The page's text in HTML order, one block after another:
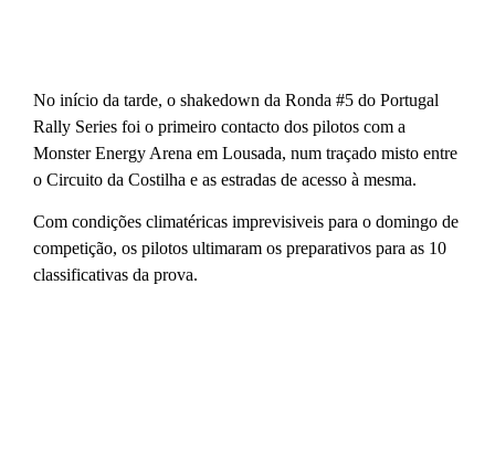
No início da tarde, o shakedown da Ronda #5 do Portugal
Rally Series foi o primeiro contacto dos pilotos com a
Monster Energy Arena em Lousada, num traçado misto entre
o Circuito da Costilha e as estradas de acesso à mesma.
Com condições climatéricas imprevisiveis para o domingo de
competição, os pilotos ultimaram os preparativos para as 10
classificativas da prova.